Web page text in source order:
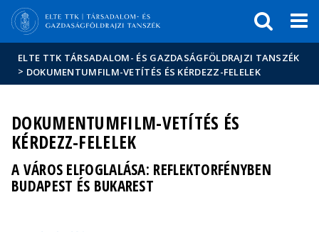
Hírek
Események
ELTE a
sajtóban
ELTE TTK TÁRSADALOM- ÉS GAZDASÁGFÖLDRAJZI TANSZÉK
> DOKUMENTUMFILM-VETÍTÉS ÉS KÉRDEZZ-FELELEK
DOKUMENTUMFILM-VETÍTÉS ÉS
KÉRDEZZ-FELELEK
A VÁROS ELFOGLALÁSA: REFLEKTORFÉNYBEN
BUDAPEST ÉS BUKAREST